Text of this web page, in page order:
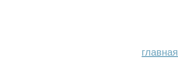
главная